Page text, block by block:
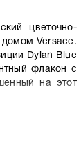
цветочно-
Versace.
Dylan Blue
флакон с
на этот
итальянским